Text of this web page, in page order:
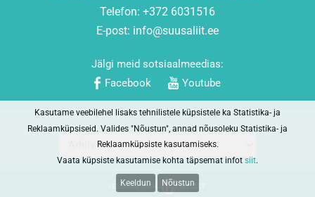
Telefon: +372 6031516
E-post: info@suusaliit.ee
Jälgi meid sotsiaalmeedias:
Facebook
Youtube
VEEBIPARTNER:
Kasutame veebilehel lisaks tehnilistele küpsistele ka Statistika- ja
Reklaamküpsiseid. Valides "Nõustun", annad nõusoleku Statistika- ja
Reklaamküpsiste kasutamiseks.
Vaata küpsiste kasutamise kohta täpsemat infot siit.
Keeldun Nõustun